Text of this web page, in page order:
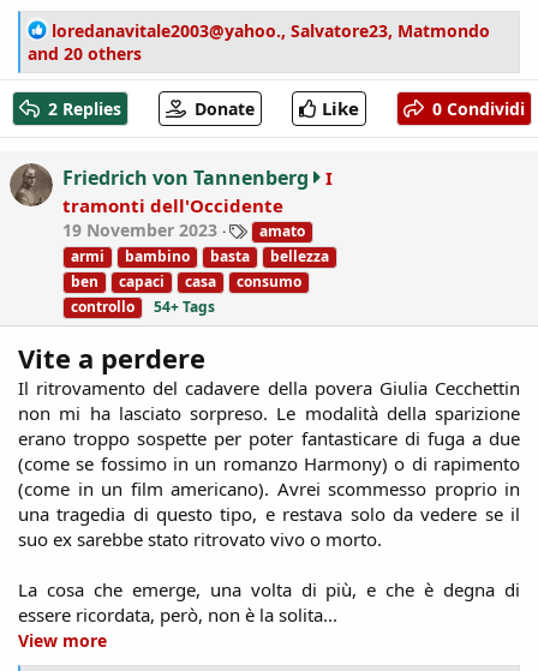
R
e
a
c
t
i
n
loredanavitale2003@yahoo., Salvatore23, Matmondo
and 20 others
2 Replies Donate Like 0 Condividi
Friedrich von Tannenberg
I
tramonti dell'Occidente
19 November 2023
T
a
g
s
amato
armi
bambino basta
bellezza
ben
capaci casa
consumo
controllo
54+ Tags
Vite a perdere
Il ritrovamento del cadavere della povera Giulia Cecchettin
non mi ha lasciato sorpreso. Le modalità della sparizione
erano troppo sospette per poter fantasticare di fuga a due
(come se fossimo in un romanzo Harmony) o di rapimento
(come in un film americano). Avrei scommesso proprio in
una tragedia di questo tipo, e restava solo da vedere se il
suo ex sarebbe stato ritrovato vivo o morto.
La cosa che emerge, una volta di più, e che è degna di
essere ricordata, però, non è la solita...​
View more